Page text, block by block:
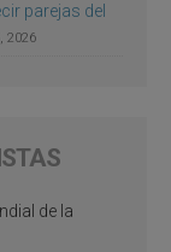
parejas del
2026
de la